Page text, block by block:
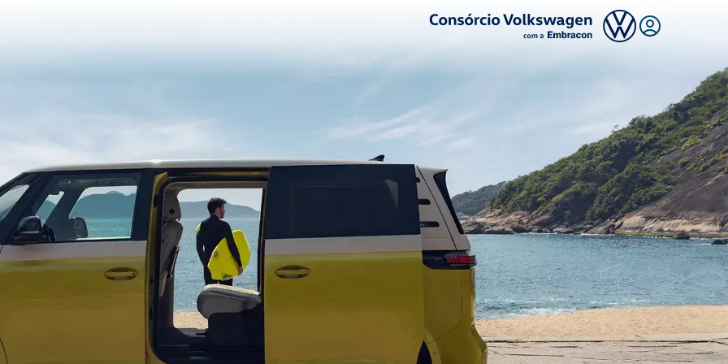
Logo Consórcio Volkswagen com a Embracon